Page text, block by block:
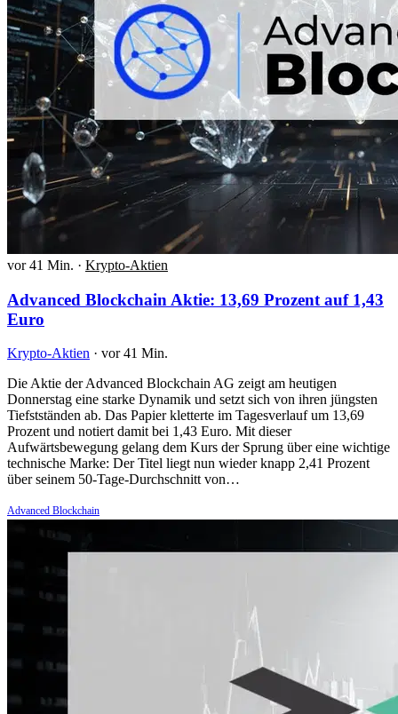
vor 41 Min. · Krypto-Aktien
Advanced Blockchain Aktie: 13,69 Prozent auf 1,43
Euro
Krypto-Aktien · vor 41 Min.
Die Aktie der Advanced Blockchain AG zeigt am heutigen
Donnerstag eine starke Dynamik und setzt sich von ihren jüngsten
Tiefstständen ab. Das Papier kletterte im Tagesverlauf um 13,69
Prozent und notiert damit bei 1,43 Euro. Mit dieser
Aufwärtsbewegung gelang dem Kurs der Sprung über eine wichtige
technische Marke: Der Titel liegt nun wieder knapp 2,41 Prozent
über seinem 50-Tage-Durchschnitt von…
Advanced Blockchain